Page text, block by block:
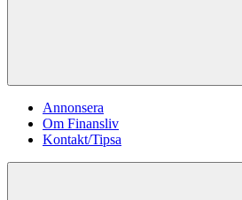
Annonsera
Om Finansliv
Kontakt/Tipsa